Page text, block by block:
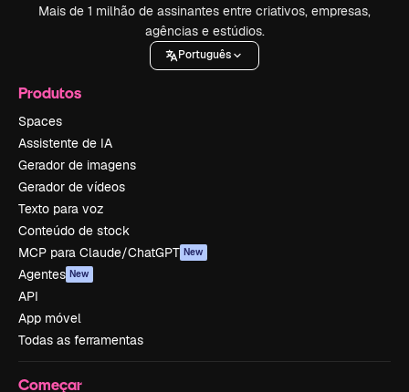
Mais de 1 milhão de assinantes entre criativos, empresas,
agências e estúdios.
Português
Produtos
Spaces
Assistente de IA
Gerador de imagens
Gerador de vídeos
Texto para voz
Conteúdo de stock
MCP para Claude/ChatGPT New
Agentes New
API
App móvel
Todas as ferramentas
Começar